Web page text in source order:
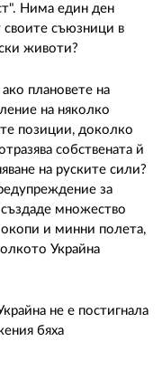
Нима един ден
своите съюзници в
животи?
плановете на
на няколко
позиции, доколко
собствената й
на руските сили?
за
създаде множество
и минни полета,
Украйна
не е постигнала
бяха